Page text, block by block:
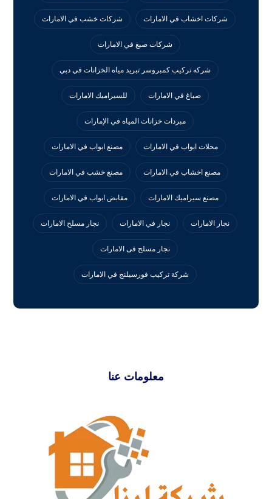
شركات اخشاب في الامارات شركات خشب في الامارات
شركات صبغ في الامارات
شركه تركيب كمبروسر تبريد مياه الخزانات في دبي
صباغ في الامارات للسيراميك الامارات
مبردات خزانات المياه في الإمارات
محلات ابواب في الامارات مصنع ابواب في الامارات
مصنع اخشاب في الامارات مصنع خشب في الامارات
مصنع سيراميك الامارات مقابض ابواب في الامارات
نجار الامارات نجار في الامارات نجار مسلح الامارات
نجار مسلح فى الامارات
‏شركة تركيب فورسيلنج في الامارات
معلومات عنا